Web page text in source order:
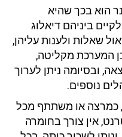
הוא בכך שהיא
ביניהם דיאלוג
שאלות ולענות עליהן,
המערכת מקליטה,
ובסיומה ניתן לערוך
נוספים.
כמרצה או משתתף מכל
אין צורך בחומרה